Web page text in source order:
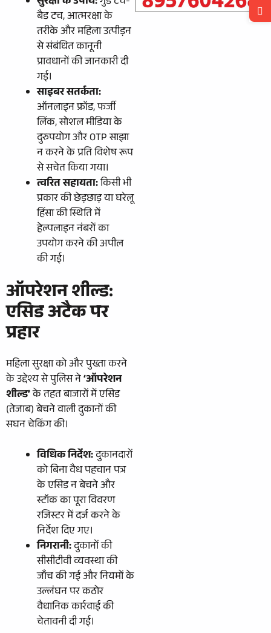
बैड टच, आत्मरक्षा के
तरीके और महिला उत्पीड़न
से संबंधित कानूनी
प्रावधानों की जानकारी दी
गई।
साइबर सतर्कता:
ऑनलाइन फ्रॉड, फर्जी
लिंक, सोशल मीडिया के
दुरुपयोग और OTP साझा
न करने के प्रति विशेष रूप
से सचेत किया गया।
त्वरित सहायता:किसी भी
प्रकार की छेड़छाड़ या घरेलू
हिंसा की स्थिति में
हेल्पलाइन नंबरों का
उपयोग करने की अपील
की गई।
ऑपरेशन शील्ड:
एसिड अटैक पर
प्रहार
​महिला सुरक्षा को और पुख्ता करने
के उद्देश्य से पुलिस ने‘ऑपरेशन
शील्ड’के तहत बाजारों में एसिड
(तेजाब) बेचने वाली दुकानों की
सघन चेकिंग की।
विधिक निर्देश:दुकानदारों
को बिना वैध पहचान पत्र
के एसिड न बेचने और
स्टॉक का पूरा विवरण
रजिस्टर में दर्ज करने के
निर्देश दिए गए।
निगरानी:दुकानों की
सीसीटीवी व्यवस्था की
जाँच की गई और नियमों के
उल्लंघन पर कठोर
वैधानिक कार्रवाई की
चेतावनी दी गई।